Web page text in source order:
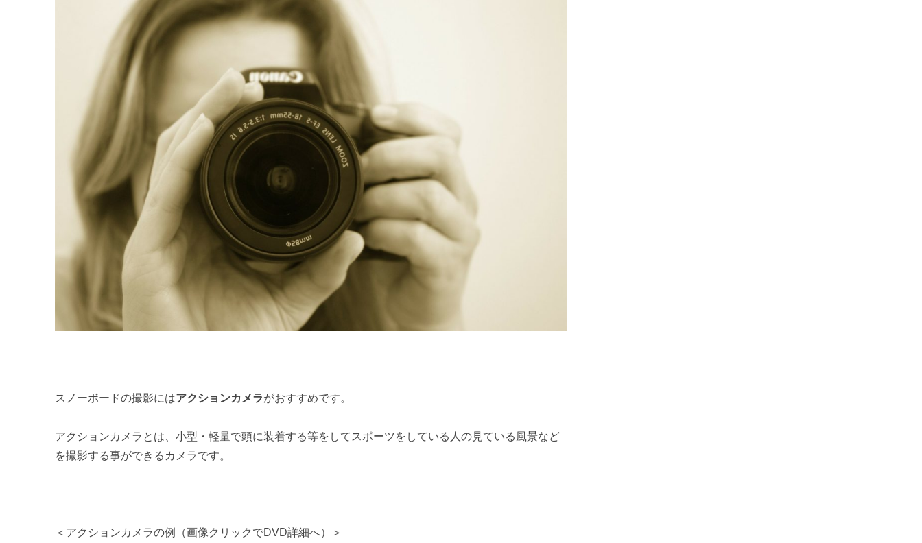
スノーボードの撮影にはアクションカメラがおすすめです。
アクションカメラとは、小型・軽量で頭に装着する等をしてスポーツをしている人の見ている風景など
を撮影する事ができるカメラです。
＜アクションカメラの例（画像クリックでDVD詳細へ）＞